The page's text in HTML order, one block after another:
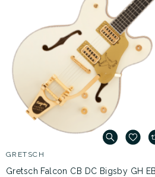
GRETSCH
Gretsch Falcon CB DC Bigsby GH